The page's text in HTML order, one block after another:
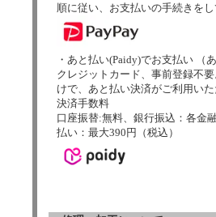
順に従い、お支払いの手続きをし
・あと払い(Paidy)でお支払い （
クレジットカード、事前登録不
けで、あと払い決済がご利用いた
決済手数料
口座振替:無料、銀行振込：各金
払い：最大390円（税込）